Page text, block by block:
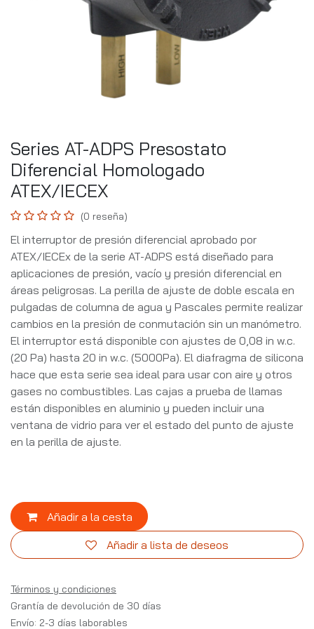
Series AT-ADPS Presostato
Diferencial Homologado
ATEX/IECEX
(0 reseña)
El interruptor de presión diferencial aprobado por
ATEX/IECEx de la serie AT-ADPS está diseñado para
aplicaciones de presión, vacío y presión diferencial en
áreas peligrosas. La perilla de ajuste de doble escala en
pulgadas de columna de agua y Pascales permite realizar
cambios en la presión de conmutación sin un manómetro.
El interruptor está disponible con ajustes de 0,08 in w.c.
(20 Pa) hasta 20 in w.c. (5000Pa). El diafragma de silicona
hace que esta serie sea ideal para usar con aire y otros
gases no combustibles. Las cajas a prueba de llamas
están disponibles en aluminio y pueden incluir una
ventana de vidrio para ver el estado del punto de ajuste
en la perilla de ajuste.
Añadir a la cesta
Añadir a lista de deseos
Términos y condiciones
Grantía de devolución de 30 días
Envío: 2-3 días laborables